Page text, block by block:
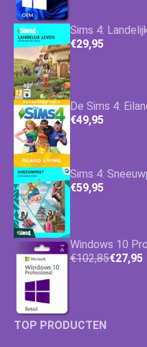
Sims 4:
€29,95
De Sims 4:
€49,95
Sims 4:
€59,95
Windows 10
€102,85€27,95
TOP PRODUCTEN